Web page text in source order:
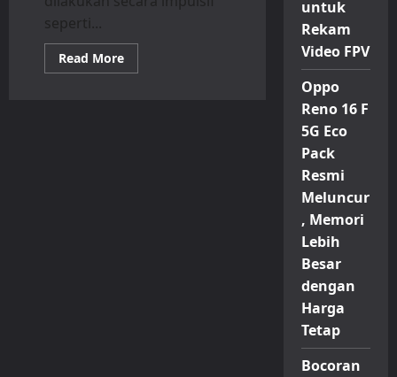
seperti...
Read MoreRead
more
untuk
Rekam
Video FPV
Oppo
Reno 16 F
5G Eco
Pack
Resmi
Meluncur
, Memori
Lebih
Besar
dengan
Harga
Tetap
Bocoran